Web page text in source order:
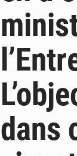
dans